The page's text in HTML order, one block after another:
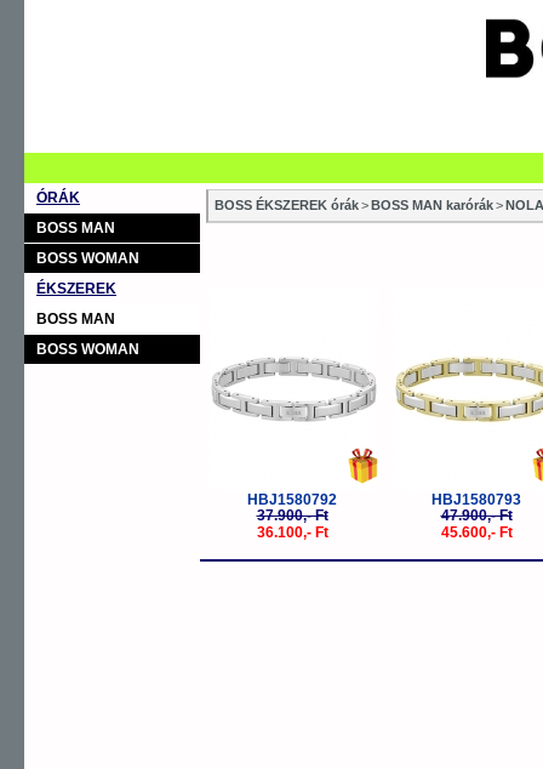
ÓRÁK
BOSS MAN
BOSS WOMAN
ÉKSZEREK
BOSS MAN
BOSS WOMAN
BOSS ÉKSZEREK órák>BOSS MAN karórák>
HBJ1580792
37.900,- Ft
36.100,- Ft
HBJ1580793
47.900,- Ft
45.600,- Ft